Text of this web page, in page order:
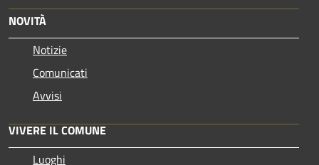
NOVITÀ
Notizie
Comunicati
Avvisi
VIVERE IL COMUNE
Luoghi